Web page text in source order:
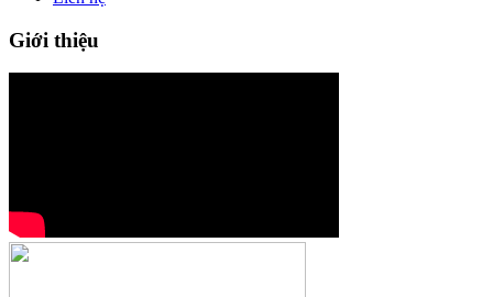
Giới thiệu